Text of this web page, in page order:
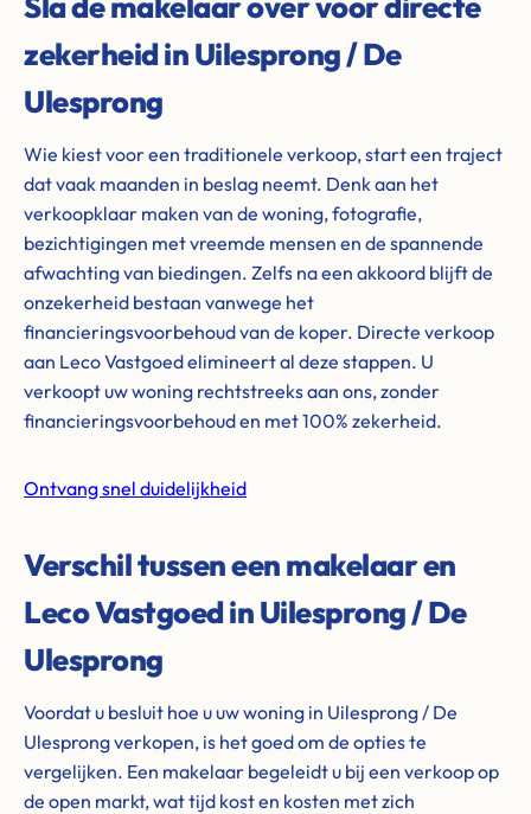
zekerheid in Uilesprong / De
Ulesprong
Wie kiest voor een traditionele verkoop, start een traject
dat vaak maanden in beslag neemt. Denk aan het
verkoopklaar maken van de woning, fotografie,
bezichtigingen met vreemde mensen en de spannende
afwachting van biedingen. Zelfs na een akkoord blijft de
onzekerheid bestaan vanwege het
financieringsvoorbehoud van de koper. Directe verkoop
aan Leco Vastgoed elimineert al deze stappen. U
verkoopt uw woning rechtstreeks aan ons, zonder
financieringsvoorbehoud en met 100% zekerheid.
Ontvang snel duidelijkheid
Verschil tussen een makelaar en
Leco Vastgoed in Uilesprong / De
Ulesprong
Voordat u besluit hoe u uw woning in Uilesprong / De
Ulesprong verkopen, is het goed om de opties te
vergelijken. Een makelaar begeleidt u bij een verkoop op
de open markt, wat tijd kost en kosten met zich